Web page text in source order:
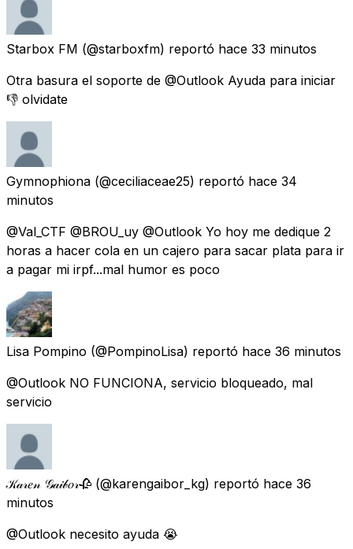
Starbox FM (@starboxfm) reportó hace 33 minutos
Otra basura el soporte de @Outlook Ayuda para iniciar
👎 olvidate
Gymnophiona (@ceciliaceae25) reportó hace 34
minutos
@Val_CTF @BROU_uy @Outlook Yo hoy me dedique 2
horas a hacer cola en un cajero para sacar plata para ir
a pagar mi irpf...mal humor es poco
Lisa Pompino (@PompinoLisa) reportó hace 36 minutos
@Outlook NO FUNCIONA, servicio bloqueado, mal
servicio
𝒦𝒶𝓇𝑒𝓃 𝒢𝒶𝒾𝒷𝑜𝓇🥀 (@karengaibor_kg) reportó hace 36
minutos
@Outlook necesito ayuda 😭